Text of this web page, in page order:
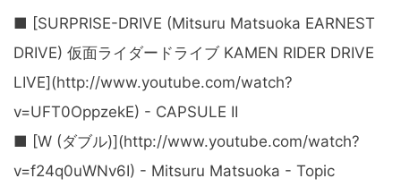
■ [SURPRISE-DRIVE (Mitsuru Matsuoka EARNEST
DRIVE) 仮面ライダードライブ KAMEN RIDER DRIVE
LIVE](http://www.youtube.com/watch?
v=UFT0OppzekE) - CAPSULE II
■ [W (ダブル)](http://www.youtube.com/watch?
v=f24q0uWNv6I) - Mitsuru Matsuoka - Topic